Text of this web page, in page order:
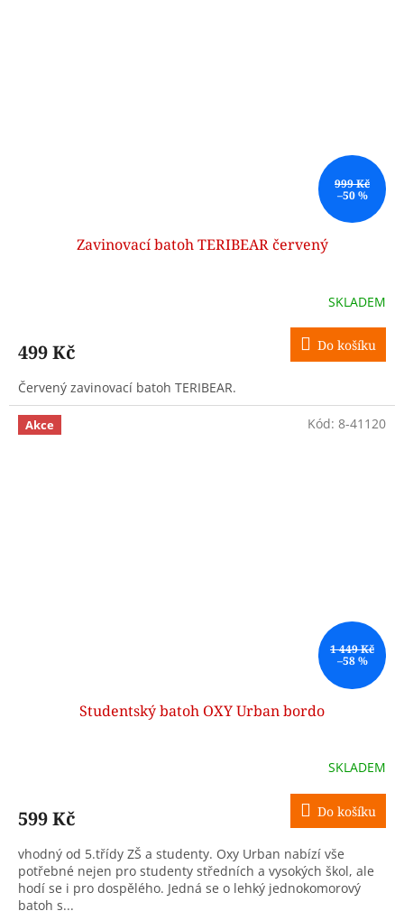
999 Kč
–50 %
Zavinovací batoh TERIBEAR červený
SKLADEM
499 Kč Do košíku
Červený zavinovací batoh TERIBEAR.
Akce
1 449 Kč
–58 %
Studentský batoh OXY Urban bordo
SKLADEM
599 Kč Do košíku
vhodný od 5.třídy ZŠ a studenty. Oxy Urban nabízí vše
potřebné nejen pro studenty středních a vysokých škol, ale
hodí se i pro dospělého. Jedná se o lehký jednokomorový
batoh s...
Kód: 8-41120